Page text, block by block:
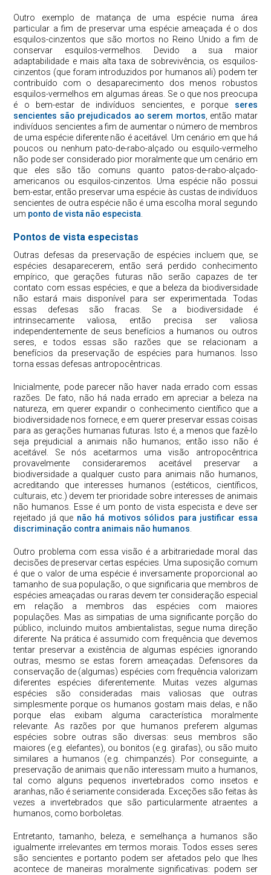
Outro exemplo de matança de uma espécie numa área
particular a fim de preservar uma espécie ameaçada é o dos
esquilos-cinzentos que são mortos no Reino Unido a fim de
conservar esquilos-vermelhos. Devido a sua maior
adaptabilidade e mais alta taxa de sobrevivência, os esquilos-
cinzentos (que foram introduzidos por humanos ali) podem ter
contribuído com o desaparecimento dos menos robustos
esquilos-vermelhos em algumas áreas. Se o que nos preocupa
é o bem-estar de indivíduos sencientes, e porque seres
sencientes são prejudicados ao serem mortos , então matar
indivíduos sencientes a fim de aumentar o número de membros
de uma espécie diferente não é aceitável. Um cenário em que há
poucos ou nenhum pato-de-rabo-alçado ou esquilo-vermelho
não pode ser considerado pior moralmente que um cenário em
que eles são tão comuns quanto patos-de-rabo-alçado-
americanos ou esquilos-cinzentos. Uma espécie não possui
bem-estar, então preservar uma espécie às custas de indivíduos
sencientes de outra espécie não é uma escolha moral segundo
um ponto de vista não especista
Pontos de vista especistas
Outras defesas da preservação de espécies incluem que, se
espécies desaparecerem, então será perdido conhecimento
empírico, que gerações futuras não serão capazes de ter
contato com essas espécies, e que a beleza da biodiversidade
não estará mais disponível para ser experimentada. Todas
essas defesas são fracas. Se a biodiversidade é
intrinsecamente valiosa, então precisa ser valiosa
independentemente de seus benefícios a humanos ou outros
seres, e todos essas são razões que se relacionam a
benefícios da preservação de espécies para humanos. Isso
torna essas defesas antropocêntricas.
Inicialmente, pode parecer não haver nada errado com essas
razões. De fato, não há nada errado em apreciar a beleza na
natureza, em querer expandir o conhecimento científico que a
biodiversidade nos fornece, e em querer preservar essas coisas
para as gerações humanas futuras. Isto é, a menos que fazê-lo
seja prejudicial a animais não humanos; então isso não é
aceitável. Se nós aceitarmos uma visão antropocêntrica
provavelmente consideraremos aceitável preservar a
biodiversidade a qualquer custo para animais não humanos,
acreditando que interesses humanos (estéticos, científicos,
culturais, etc.) devem ter prioridade sobre interesses de animais
não humanos. Esse é um ponto de vista especista e deve ser
rejeitado já que não há motivos sólidos para justificar essa
discriminação contra animais não humanos
Outro problema com essa visão é a arbitrariedade moral das
decisões de preservar certas espécies. Uma suposição comum
é que o valor de uma espécie é inversamente proporcional ao
tamanho de sua população, o que significaria que membros de
espécies ameaçadas ou raras devem ter consideração especial
em relação a membros das espécies com maiores
populações. Mas as simpatias de uma significante porção do
público, incluindo muitos ambientalistas, segue numa direção
diferente. Na prática é assumido com frequência que devemos
tentar preservar a existência de algumas espécies ignorando
outras, mesmo se estas forem ameaçadas. Defensores da
conservação de (algumas) espécies com frequência valorizam
diferentes espécies diferentemente. Muitas vezes algumas
espécies são consideradas mais valiosas que outras
simplesmente porque os humanos gostam mais delas, e não
porque elas exibam alguma característica moralmente
relevante. As razões por que humanos preferem algumas
espécies sobre outras são diversas: seus membros são
maiores (e.g. elefantes), ou bonitos (e.g. girafas), ou são muito
similares a humanos (e.g. chimpanzés). Por conseguinte, a
preservação de animais que não interessam muito a humanos,
tal como alguns pequenos invertebrados como insetos e
aranhas, não é seriamente considerada. Exceções são feitas às
vezes a invertebrados que são particularmente atraentes a
humanos, como borboletas.
Entretanto, tamanho, beleza, e semelhança a humanos são
igualmente irrelevantes em termos morais. Todos esses seres
são sencientes e portanto podem ser afetados pelo que lhes
acontece de maneiras moralmente significativas: podem ser